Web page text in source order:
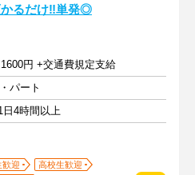
かるだけ‼単発◎
円 +交通費規定支給
パート
日4時間以上
歓迎
高校生歓迎